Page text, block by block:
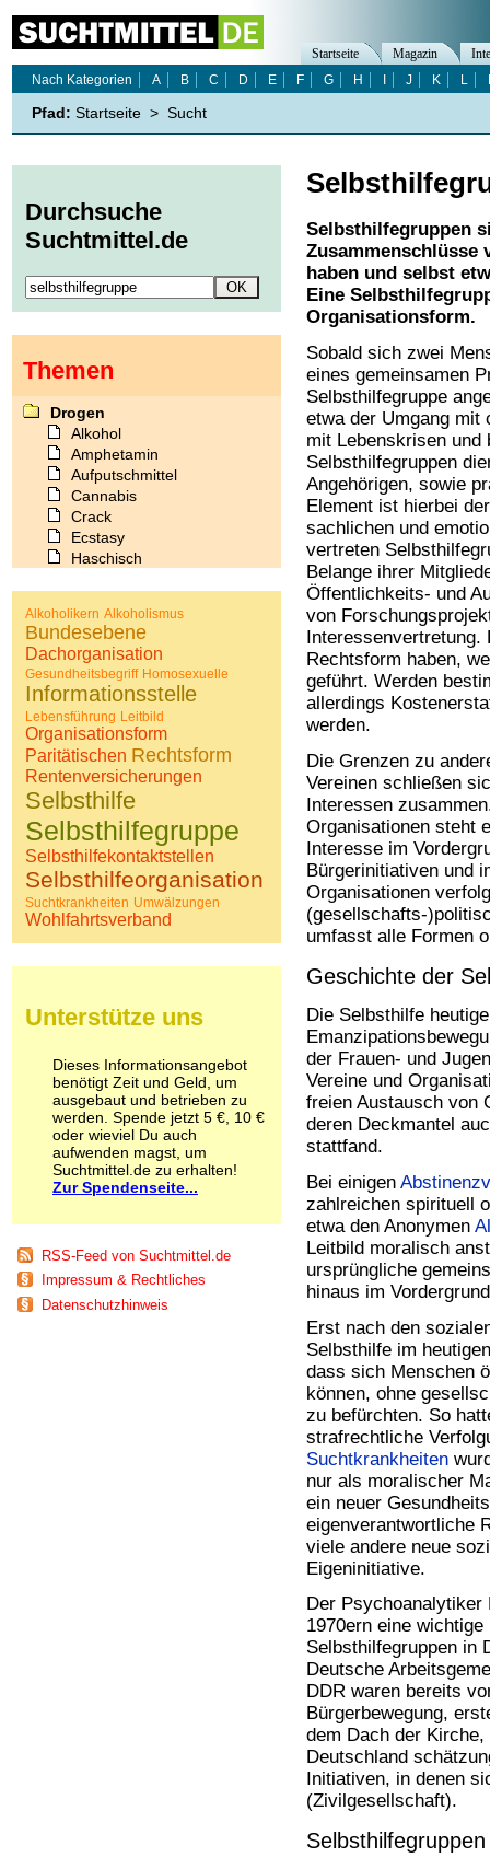
Selbsthilfegruppen
Zusammenschlüsse
haben und selbst
Eine
Organisationsform.
Sobald sich zwei
eines gemeinsamen
Selbsthilfegruppe
etwa der Umgang mit
mit Lebenskrisen und
Selbsthilfegruppen
Angehörigen, sowie
Element ist hierbei
sachlichen und
vertreten
Belange ihrer
Öffentlichkeits- und
von
Interessenvertretung.
Rechtsform haben,
geführt. Werden
allerdings
werden.
Die Grenzen zu
Vereinen schließen
Interessen
Organisationen steht
Interesse im
Bürgerinitiativen und
Organisationen
(gesellschafts-
umfasst alle Formen
Geschichte der
Die Selbsthilfe
der Frauen- und
Vereine und
freien Austausch von
deren Deckmantel
stattfand.
Bei einigen
zahlreichen spirituell
etwa den Anonymen
Leitbild moralisch
ursprüngliche
hinaus im
Erst nach den
Selbsthilfe im
dass sich Menschen
können, ohne
zu befürchten. So
strafrechtliche
Suchtkrankheiten
nur als moralischer
ein neuer
eigenverantwortliche
viele andere neue
Eigeninitiative.
Der
1970ern eine
Selbsthilfegruppen in
Deutsche
DDR waren bereits
Bürgerbewegung,
dem Dach der
Deutschland
Initiativen, in denen
(Zivilgesellschaft).
Startseite Magazin
Nach Kategorien
A B C D E F G H J K L
Pfad: Startseite > Sucht
Durchsuche
Suchtmittel.de
Themen
Drogen
Alkohol
Amphetamin
Aufputschmittel
Cannabis
Crack
Ecstasy
Haschisch
Koffein
Kokain
Lachgas
LSD
Marihuana
Medikamente
Meskalin
Metamphetamin
Methadon
Morphin
Muskatnuss
Nikotin
Opium
Pilze
Poppers
Psychopharmaka
Spice
Alkoholsucht
Arbeitssucht
Co-Abhängigkeit
Computersucht
Ess-Brechsucht
Essstörungen
Fernsehsucht
Internetsucht
Koffeinsucht
Magersucht
Mediensucht
Alkoholikern Alkoholismus
Bundesebene
Dachorganisation
Gesundheitsbegriff Homosexuelle
Informationsstelle
Lebensführung Leitbild
Organisationsform
Paritätischen Rechtsform
Rentenversicherungen
Selbsthilfe
Selbsthilfegruppe
Selbsthilfekontaktstellen
Selbsthilfeorganisation
Suchtkrankheiten Umwälzungen
Wohlfahrtsverband
Unterstütze uns
Dieses Informationsangebot
benötigt Zeit und Geld, um
ausgebaut und betrieben zu
werden. Spende jetzt 5 €, 10 €
oder wieviel Du auch
aufwenden magst, um
Suchtmittel.de zu erhalten!
Zur Spendenseite...
RSS-Feed von Suchtmittel.de
Impressum & Rechtliches
Datenschutzhinweis